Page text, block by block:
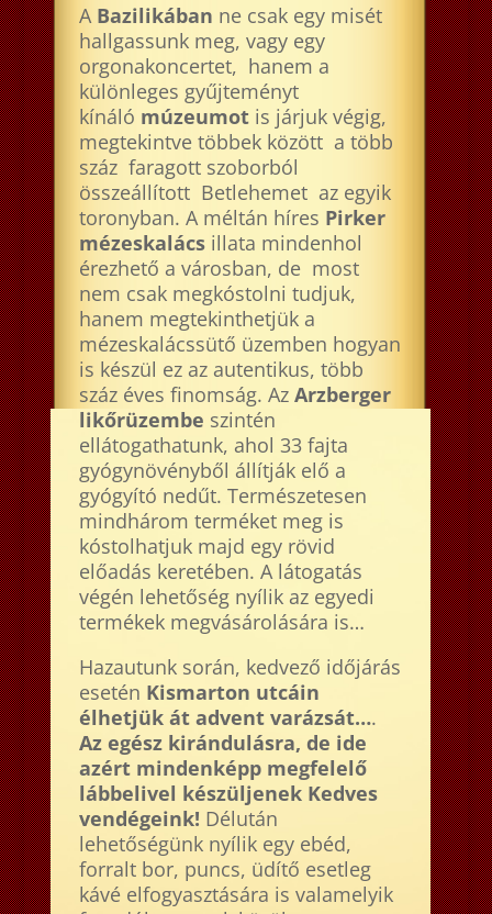
ABazilikában ne csak egy misét
hallgassunk meg, vagy egy
orgonakoncertet, hanem a
különleges gyűjteményt
kínáló múzeumot is járjuk végig,
megtekintve többek között a több
száz faragott szoborból
összeállított Betlehemet az egyik
toronyban. A méltán híres Pirker
mézeskalács illata mindenhol
érezhető a városban, de most
nem csak megkóstolni tudjuk,
hanem megtekinthetjük a
mézeskalácssütő üzemben hogyan
is készül ez az autentikus, több
száz éves finomság. AzArzberger
likőrüzembe szintén
ellátogathatunk, ahol 33 fajta
gyógynövényből állítják elő a
gyógyító nedűt. Természetesen
mindhárom terméket meg is
kóstolhatjuk majd egy rövid
előadás keretében. A látogatás
végén lehetőség nyílik az egyedi
termékek megvásárolására is…
Hazautunk során, kedvező időjárás
esetén Kismarton utcáin
élhetjük át advent varázsát….
Az egész kirándulásra, de ide
azért mindenképp megfelelő
lábbelivel készüljenek Kedves
vendégeink! Délután
lehetőségünk nyílik egy ebéd,
forralt bor, puncs, üdítő esetleg
kávé elfogyasztására is valamelyik